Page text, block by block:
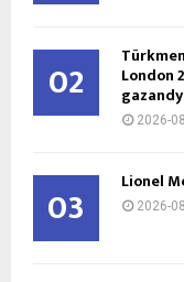
02 London
gazandy
2026-
03 Lionel
2026-